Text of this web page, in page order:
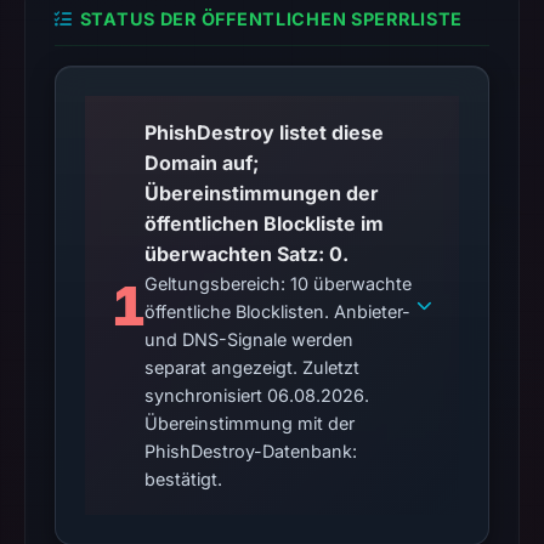
on
at
13:08
UTC.
Spamhaus
DBL
recorded
no
positive
result
on
Jul
STATUS DER ÖFFENTLICHEN SPERRLISTE
1
PhishDestroy listet diese
Domain auf;
Übereinstimmungen der
öffentlichen Blockliste im
überwachten Satz: 0.
Geltungsbereich: 10 überwachte
öffentliche Blocklisten. Anbieter-
und DNS-Signale werden
separat angezeigt. Zuletzt
synchronisiert 06.08.2026.
Übereinstimmung mit der
PhishDestroy-Datenbank:
bestätigt.